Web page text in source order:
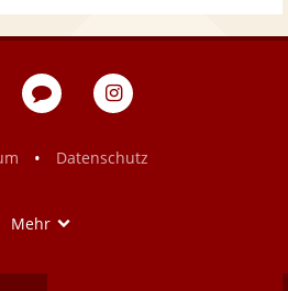
Blog
eventpeppers
• Datenschutz
Mehr